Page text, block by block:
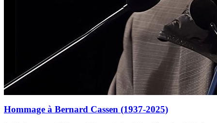
Hommage à Bernard Cassen (1937-2025)